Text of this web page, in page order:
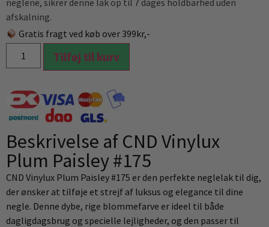
neglene, sikrer denne lak op til 7 dages holdbarhed uden
afskalning.
Gratis fragt ved køb over 399kr,-
Tilføj til kurv
Beskrivelse af CND Vinylux
Plum Paisley #175
CND Vinylux Plum Paisley #175 er den perfekte neglelak til dig,
der ønsker at tilføje et strejf af luksus og elegance til dine
negle. Denne dybe, rige blommefarve er ideel til både
dagligdagsbrug og specielle lejligheder, og den passer til